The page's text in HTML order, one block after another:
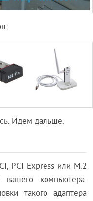
Идем дальше.
PCI Express или M.2
вашего компьютера.
такого адаптера